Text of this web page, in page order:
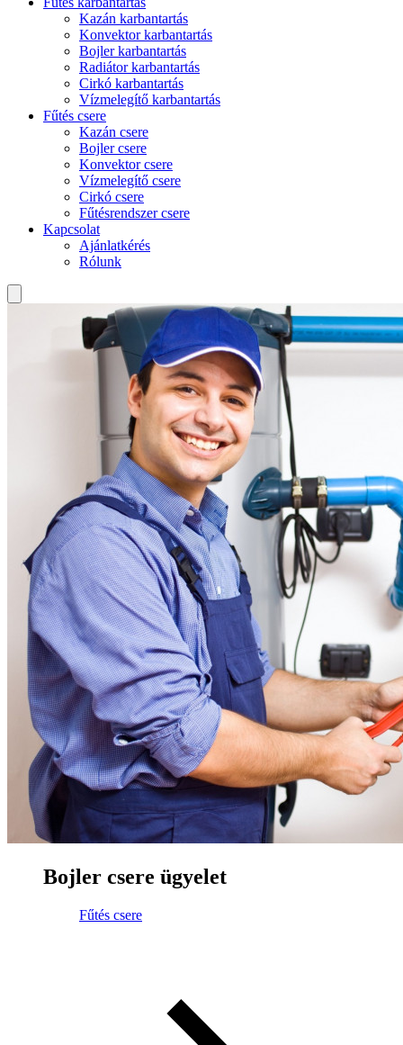
Kazán karbantartás
Konvektor karbantartás
Bojler karbantartás
Radiátor karbantartás
Cirkó karbantartás
Vízmelegítő karbantartás
Fűtés csere
Kazán csere
Bojler csere
Konvektor csere
Vízmelegítő csere
Cirkó csere
Fűtésrendszer csere
Kapcsolat
Ajánlatkérés
Rólunk
Bojler csere ügyelet
Fűtés csere